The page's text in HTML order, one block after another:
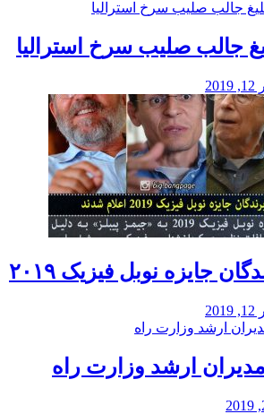
جالب صلیب سرخ استرالیا
جایزه نوبل فیزیک ۲۰۱۹
مدیران ارشد وزارت راه